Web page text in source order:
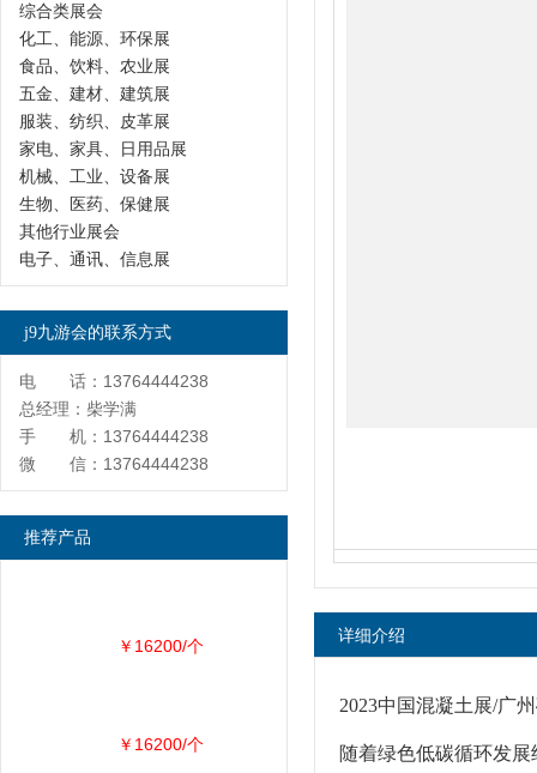
详细介绍
2023中国混凝土展/广
随着绿色低碳循环发
综合类展会
化工、能源、环保展
食品、饮料、农业展
五金、建材、建筑展
服装、纺织、皮革展
家电、家具、日用品展
机械、工业、设备展
生物、医药、保健展
其他行业展会
电子、通讯、信息展
j9九游会的联系方式
电 话：13764444238
总经理：柴学满
手 机：13764444238
微 信：13764444238
推荐产品
￥16200/个
￥16200/个